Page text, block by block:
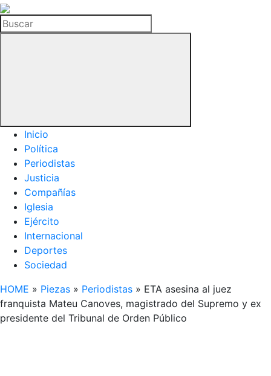
La
Hemeroteca
del
Buscar
Inicio
Política
Periodistas
Justicia
Compañías
Iglesia
Ejército
Internacional
Deportes
Sociedad
HOME » Piezas » Periodistas » ETA asesina al juez
franquista Mateu Canoves, magistrado del Supremo y ex
presidente del Tribunal de Orden Público